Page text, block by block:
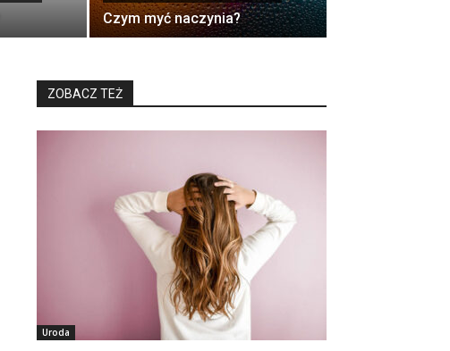
Czym myć naczynia?
ZOBACZ TEŻ
Uroda